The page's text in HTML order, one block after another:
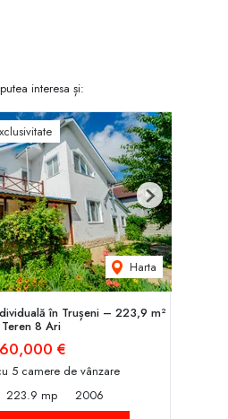
interesa și:
Harta
Next
în Trușeni – 223,9 m²
8 Ari
€
5 camere de vânzare
223.9 mp
2006